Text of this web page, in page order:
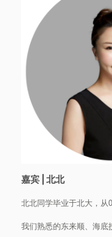
嘉宾 | 北北
北北同学毕业于北大，从
我们熟悉的东来顺、海底